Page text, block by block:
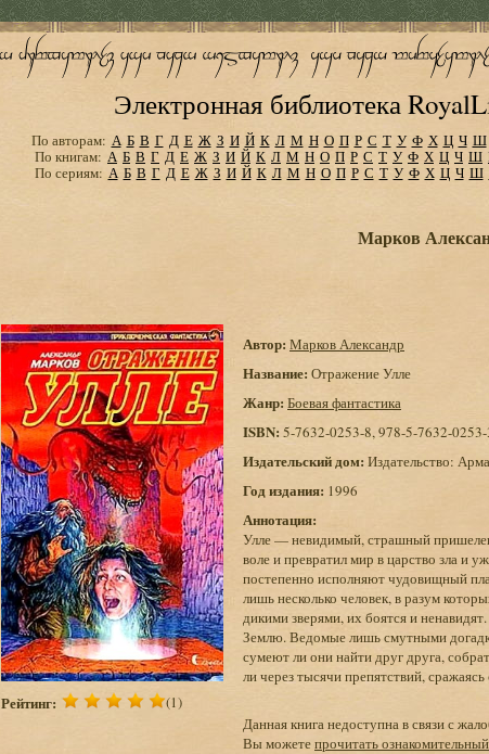
Электронная библиотека
По авторам: А Б В Г Д Е Ж З И Й К Л М Н О П Р С Т У Ф Х Ц Ч Ш
По книгам: А Б В Г Д Е Ж З И Й К Л М Н О П Р С Т У Ф Х Ц Ч Ш
По сериям: А Б В Г Д Е Ж З И Й К Л М Н О П Р С Т У Ф Х Ц Ч Ш
Марков
Рейтинг: (1)
Автор: Марков Александр
Название: Отражение Улле
Жанр: Боевая фантастика
ISBN: 5-7632-0253-8, 978-5-7632-0253-
Издательский дом: Издательство:
Год издания: 1996
Аннотация:
Улле — невидимый, страшный
воле и превратил мир в царство зла и
постепенно исполняют чудовищный
лишь несколько человек, в разум
дикими зверями, их боятся и
Землю. Ведомые лишь смутными
сумеют ли они найти друг друга,
ли через тысячи препятствий,
Данная книга недоступна в связи с
Вы можетепрочитать